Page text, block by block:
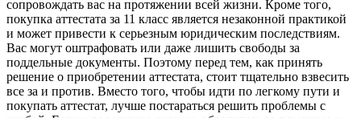
сопровождать вас на протяжении всей жизни. Кроме того,
покупка аттестата за 11 класс является незаконной практикой
и может привести к серьезным юридическим последствиям.
Вас могут оштрафовать или даже лишить свободы за
поддельные документы. Поэтому перед тем, как принять
решение о приобретении аттестата, стоит тщательно взвесить
все за и против. Вместо того, чтобы идти по легкому пути и
покупать аттестат, лучше постараться решить проблемы с